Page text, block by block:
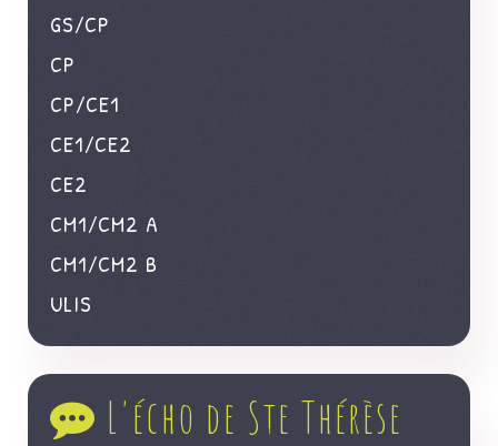
GS/CP
CP
CP/CE1
CE1/CE2
CE2
CM1/CM2 A
CM1/CM2 B
ULIS
L'écho de Ste Thérèse